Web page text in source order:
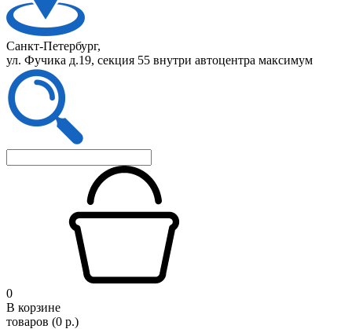
Санкт-Петербург,
ул. Фучика д.19, секция 55 внутри автоцентра максимум
0
В корзине
товаров (0 р.)